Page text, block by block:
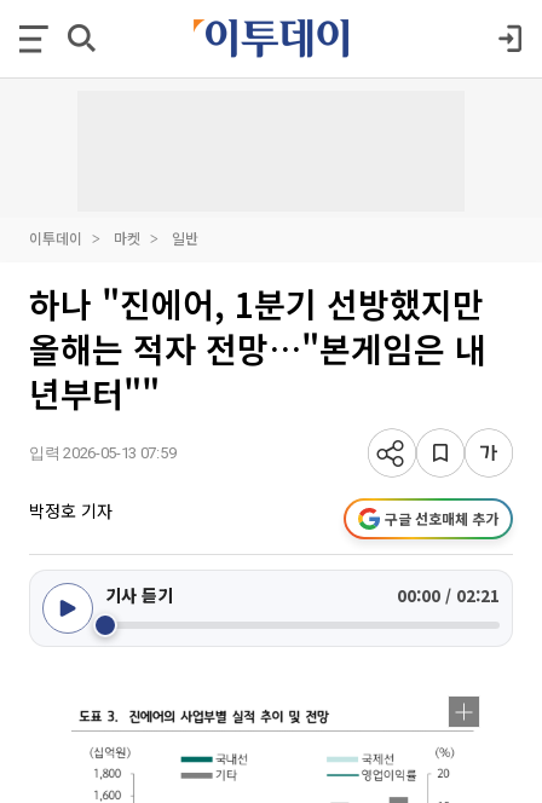
이투데이 마켓 일반
하나 "진에어, 1분기 선방했지만
올해는 적자 전망…"본게임은 내
년부터""
입력 2026-05-13 07:59
박정호 기자 구글 선호매체 추가
기사 듣기 00:00 / 02:21